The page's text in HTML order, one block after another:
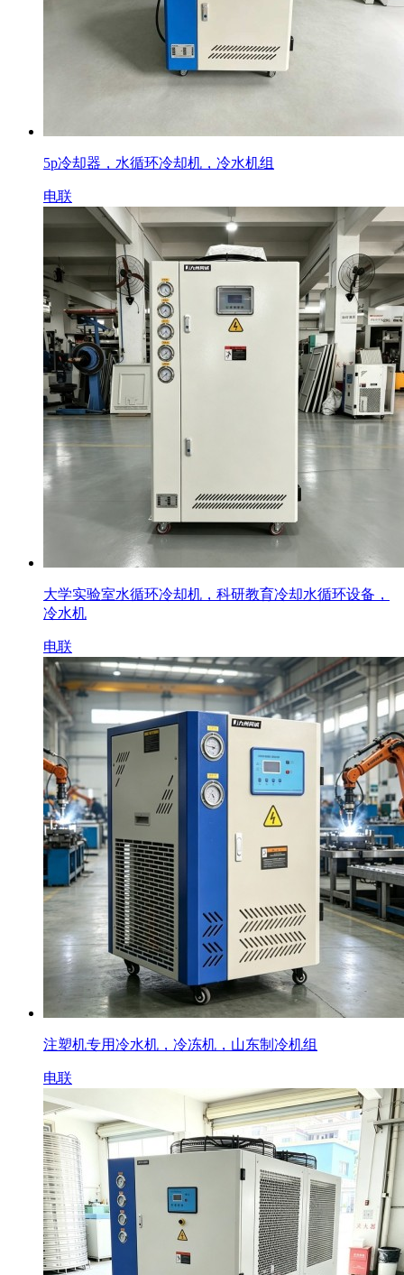
5p冷却器，水循环冷却机，冷水机组
电联
大学实验室水循环冷却机，科研教育冷却水循环设备，
冷水机
电联
注塑机专用冷水机，冷冻机，山东制冷机组
电联